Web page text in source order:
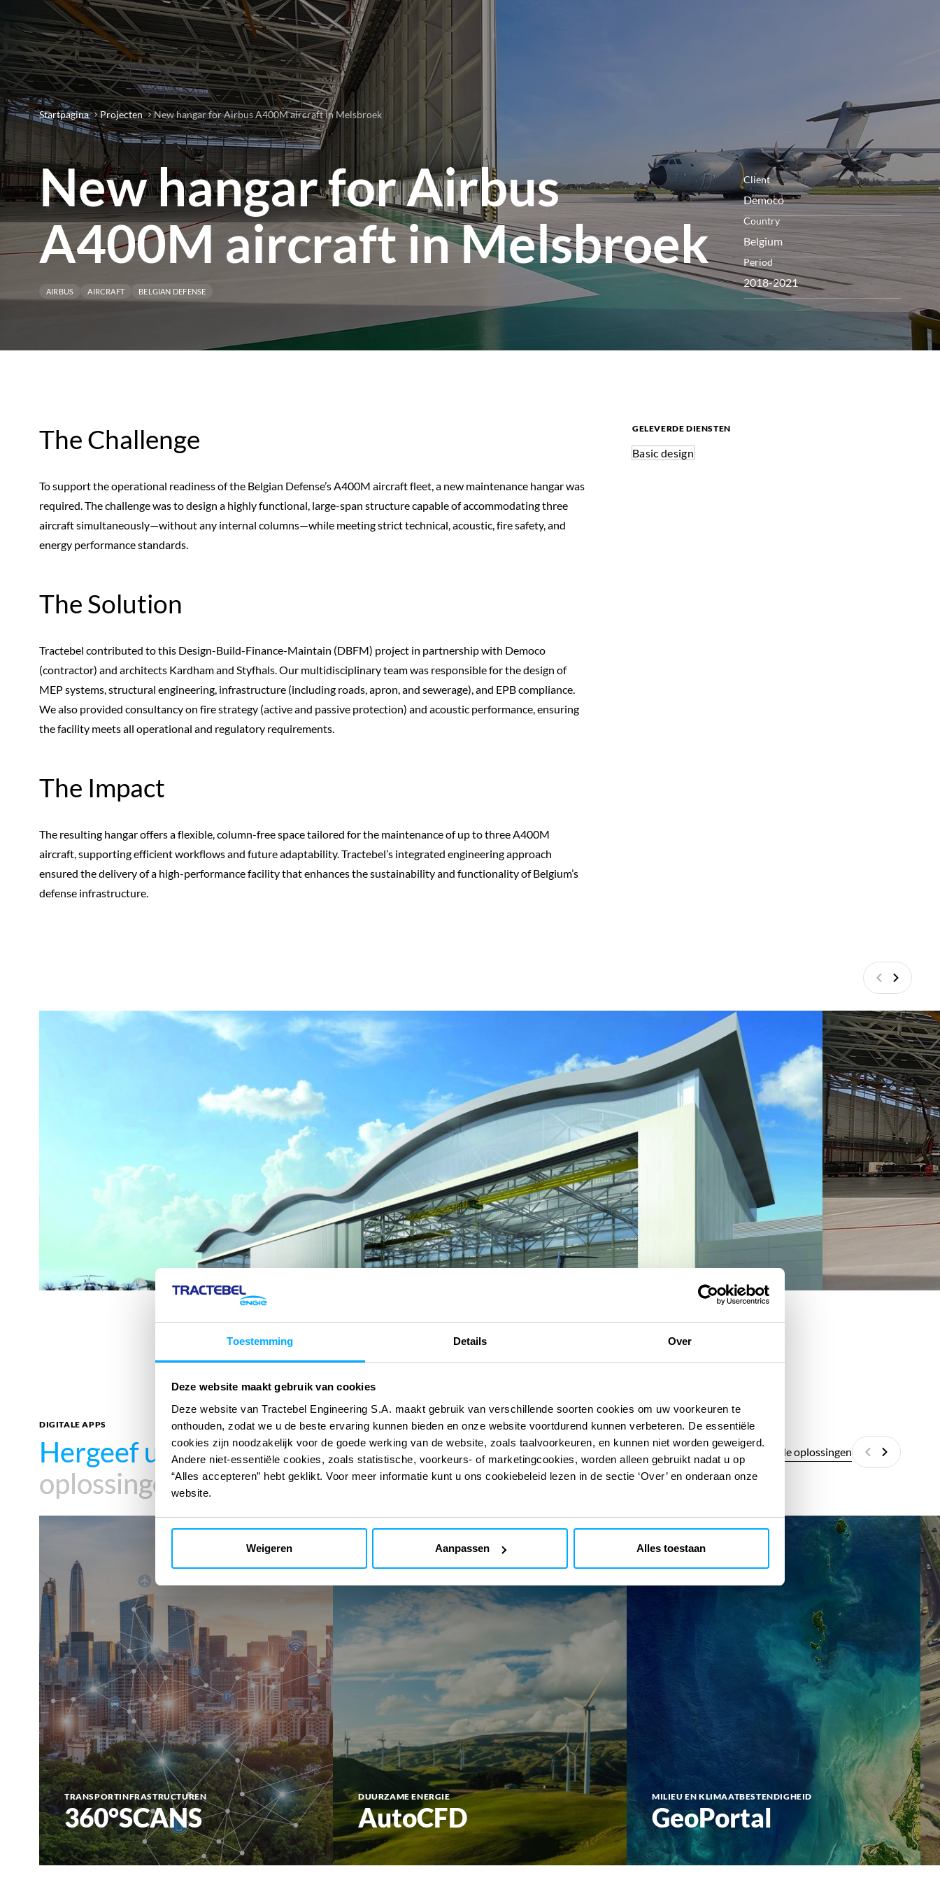
Toestemming Details Over
Deze website maakt gebruik van cookies
Deze website van Tractebel Engineering S.A. maakt gebruik van verschillende soorten cookies om uw voorkeuren te
onthouden, zodat we u de beste ervaring kunnen bieden en onze website voortdurend kunnen verbeteren. De essentiële
cookies zijn noodzakelijk voor de goede werking van de website, zoals taalvoorkeuren, en kunnen niet worden geweigerd.
Andere niet-essentiële cookies, zoals statistische, voorkeurs- of marketingcookies, worden alleen gebruikt nadat u op
“Alles accepteren” hebt geklikt. Voor meer informatie kunt u ons cookiebeleid lezen in de sectie ‘Over’ en onderaan onze
website.
Weigeren Aanpassen Alles toestaan
Startpagina Projecten New hangar for Airbus A400M aircraft in Melsbroek
New hangar for Airbus
A400M aircraft in Melsbroek
AIRBUS AIRCRAFT BELGIAN DEFENSE
Client
Democo
Country
Belgium
Period
2018-2021
GELEVERDE DIENSTEN
Basic design
The Challenge
To support the operational readiness of the Belgian Defense’s A400M aircraft fleet, a new maintenance hangar was
required. The challenge was to design a highly functional, large-span structure capable of accommodating three
aircraft simultaneously—without any internal columns—while meeting strict technical, acoustic, fire safety, and
energy performance standards.
The Solution
Tractebel contributed to this Design-Build-Finance-Maintain (DBFM) project in partnership with Democo
(contractor) and architects Kardham and Styfhals. Our multidisciplinary team was responsible for the design of
MEP systems, structural engineering, infrastructure (including roads, apron, and sewerage), and EPB compliance.
We also provided consultancy on fire strategy (active and passive protection) and acoustic performance, ensuring
the facility meets all operational and regulatory requirements.
The Impact
The resulting hangar offers a flexible, column-free space tailored for the maintenance of up to three A400M
aircraft, supporting efficient workflows and future adaptability. Tractebel’s integrated engineering approach
ensured the delivery of a high-performance facility that enhances the sustainability and functionality of Belgium’s
defense infrastructure.
VorigeVolgende
DIGITALE APPS
Hergeef uw impactmet onze digitale
oplossingen
Hergeef uw impactmet onze digitale
oplossingen
Alle digitale oplossingen
VorigeVolgende
TRANSPORTINFRASTRUCTUREN
360°SCANS
DUURZAME ENERGIE
AutoCFD
MILIEU EN KLIMAATBESTENDIGHEID
GeoPortal